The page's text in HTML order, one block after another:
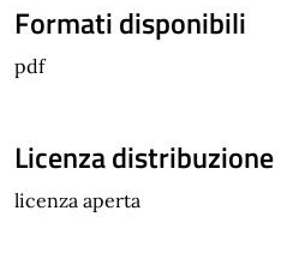
Formati disponibili
pdf
Licenza distribuzione
licenza aperta